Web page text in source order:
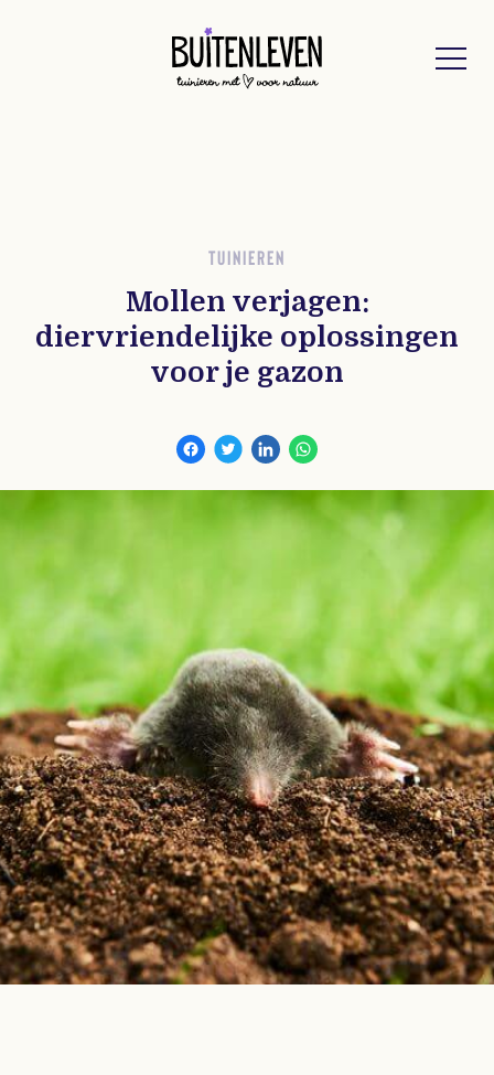
TUINIEREN
Mollen verjagen:
diervriendelijke oplossingen
voor je gazon